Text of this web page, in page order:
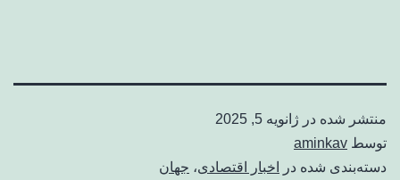
منتشر شده در ژانویه 5, 2025
توسط aminkav
دسته‌بندی شده در
اخبار اقتصادی، جهان